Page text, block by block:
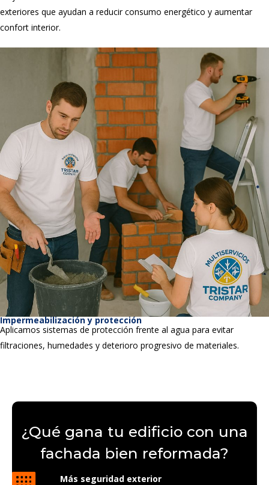
exteriores que ayudan a reducir consumo energético y aumentar
confort interior.
Impermeabilización y protección
Aplicamos sistemas de protección frente al agua para evitar
filtraciones, humedades y deterioro progresivo de materiales.
¿Qué gana tu edificio con una
fachada bien reformada?
Más seguridad exterior